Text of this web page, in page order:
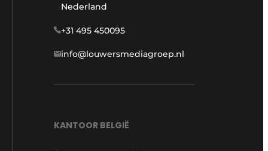
Nederland
+31 495 450095
info@louwersmediagroep.nl
KANTOOR BELGIË